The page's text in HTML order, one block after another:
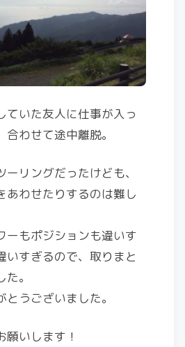
ていた友人に仕事が入っ
わせて途中離脱。
リングだったけども、
あわせたりするのは難し
ーもポジションも違いす
いすぎるので、取りまと
。
うございました。
願いします！